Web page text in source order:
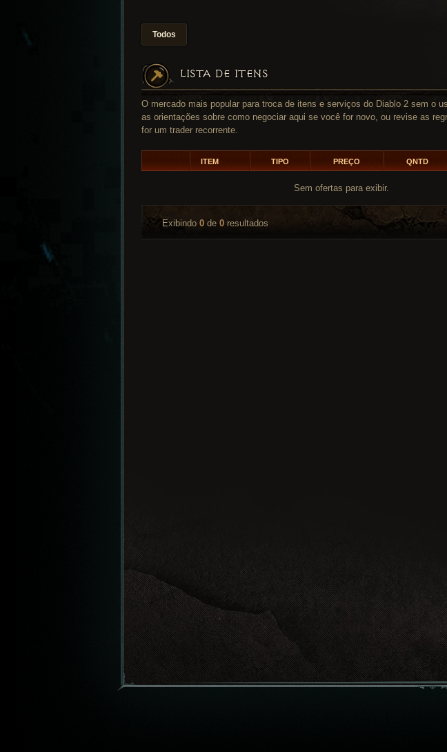
Todos
LISTA DE ITENS
O mercado mais popular para troca de itens e serviços do Diablo 2 sem o
as orientações sobre como negociar aqui se você for novo, ou revise as
for um trader recorrente.
ITEM TIPO PREÇO QNTD
Sem ofertas para exibir.
Exibindo 0 de 0 resultados